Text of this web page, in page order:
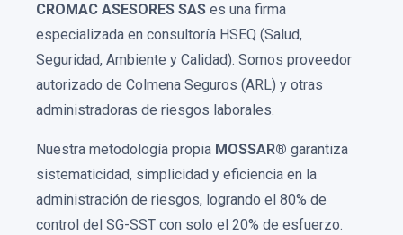
CROMAC ASESORES SAS es una firma
especializada en consultoría HSEQ (Salud,
Seguridad, Ambiente y Calidad). Somos proveedor
autorizado de Colmena Seguros (ARL) y otras
administradoras de riesgos laborales.
Nuestra metodología propia MOSSAR® garantiza
sistematicidad, simplicidad y eficiencia en la
administración de riesgos, logrando el 80% de
control del SG-SST con solo el 20% de esfuerzo.